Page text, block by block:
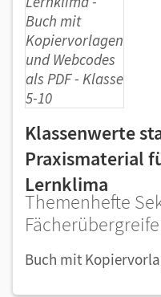
Klassenwerte
Praxismaterial
Lernklima
Themenhefte
Buch mit